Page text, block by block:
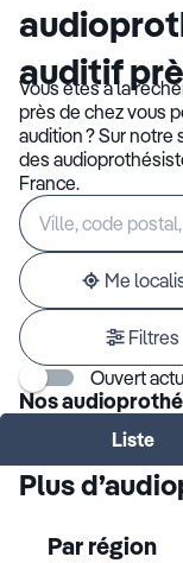
auditif
Vous êtes à la
près de chez vous
audition ? Sur notre
des
France.
Rechercher
établissement
Veuillez
renseigner
une
adresse
Me
Filtres
Ouvert
Nos
Liste
Plus
Par région